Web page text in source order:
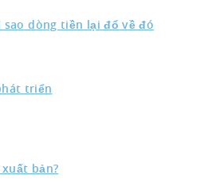
sao dòng tiền lại đổ về đó
triển
bản?